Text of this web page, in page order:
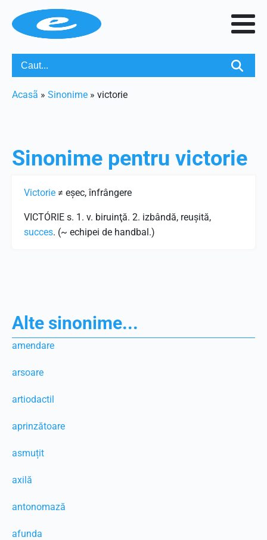
Acasã » Sinonime » victorie
Sinonime pentru victorie
Victorie ≠ eşec, înfrângere
VICTÓRIE s. 1. v. biruinţă. 2. izbândă, reuşită,
succes. (~ echipei de handbal.)
Alte sinonime...
amendare
arsoare
artiodactil
aprinzătoare
asmuțit
axilă
antonomază
afunda